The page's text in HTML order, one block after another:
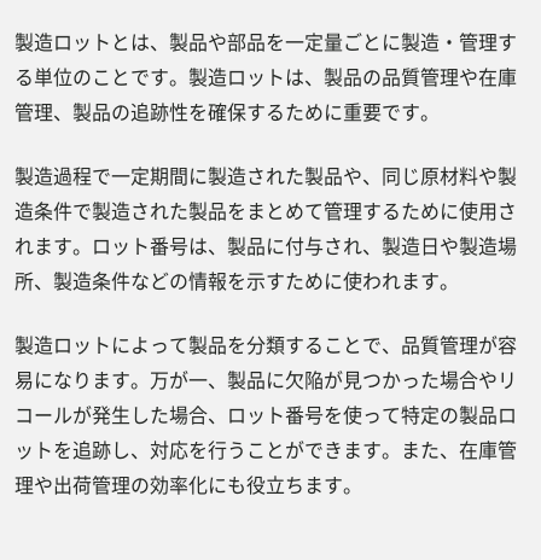
製造ロットとは、製品や部品を一定量ごとに製造・管理す
る単位のことです。製造ロットは、製品の品質管理や在庫
管理、製品の追跡性を確保するために重要です。
製造過程で一定期間に製造された製品や、同じ原材料や製
造条件で製造された製品をまとめて管理するために使用さ
れます。ロット番号は、製品に付与され、製造日や製造場
所、製造条件などの情報を示すために使われます。
製造ロットによって製品を分類することで、品質管理が容
易になります。万が一、製品に欠陥が見つかった場合やリ
コールが発生した場合、ロット番号を使って特定の製品ロ
ットを追跡し、対応を行うことができます。また、在庫管
理や出荷管理の効率化にも役立ちます。